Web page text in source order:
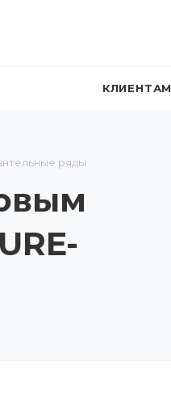
КЛИЕНТАМ
ряды